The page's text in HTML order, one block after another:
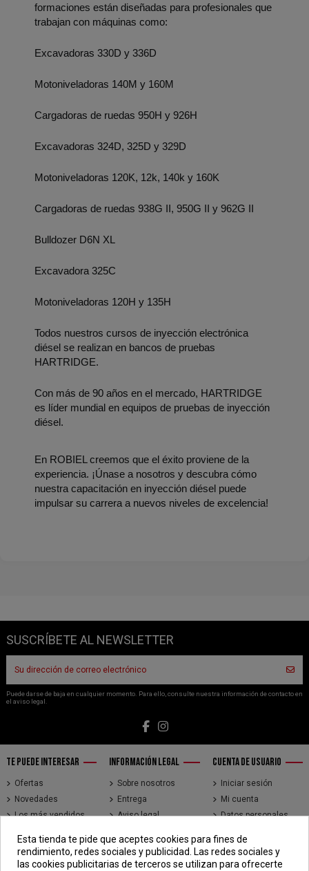
formaciones están diseñadas para profesionales que
trabajan con máquinas como:
Excavadoras 330D y 336D
Motoniveladoras 140M y 160M
Cargadoras de ruedas 950H y 926H
Excavadoras 324D, 325D y 329D
Motoniveladoras 120K, 12k, 140k y 160K
Cargadoras de ruedas 938G II, 950G II y 962G II
Bulldozer D6N XL
Excavadora 325C
Motoniveladoras 120H y 135H
Todos nuestros cursos de inyección electrónica
diésel se realizan en bancos de pruebas
HARTRIDGE.
Con más de 90 años en el mercado, HARTRIDGE
es líder mundial en equipos de pruebas de inyección
diésel.
En ROBIEL creemos que el éxito proviene de la
experiencia. ¡Únase a nosotros y descubra cómo
nuestra capacitación en inyección diésel puede
impulsar su carrera a nuevos niveles de excelencia!
SUSCRÍBETE AL NEWSLETTER
Puede darse de baja en cualquier momento. Para ello, consulte nuestra información de contacto en
el aviso legal.
TE PUEDE INTERESAR
Ofertas
Novedades
Los más vendidos
INFORMACIÓN LEGAL
Sobre nosotros
Entrega
Aviso legal
condiciones de uso
Pago seguro
CUENTA DE USUARIO
Iniciar sesión
Mi cuenta
Datos personales
Direcciones
Seguimiento de
Esta tienda te pide que aceptes cookies para fines de
rendimiento, redes sociales y publicidad. Las redes sociales y
las cookies publicitarias de terceros se utilizan para ofrecerte